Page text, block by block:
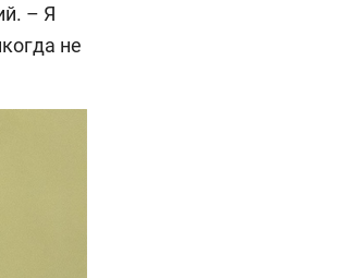
– Я
не